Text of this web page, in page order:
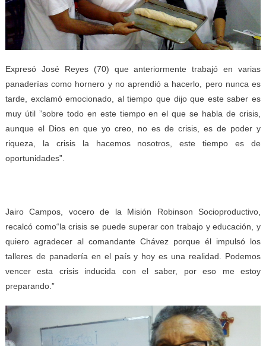
Expresó José Reyes (70) que anteriormente trabajó en varias
panaderías como hornero y no aprendió a hacerlo, pero nunca es
tarde, exclamó emocionado, al tiempo que dijo que este saber es
muy útil ”sobre todo en este tiempo en el que se habla de crisis,
aunque el Dios en que yo creo, no es de crisis, es de poder y
riqueza, la crisis la hacemos nosotros, este tiempo es de
oportunidades”.
Jairo Campos, vocero de la Misión Robinson Socioproductivo,
recalcó como“la crisis se puede superar con trabajo y educación, y
quiero agradecer al comandante Chávez porque él impulsó los
talleres de panadería en el país y hoy es una realidad. Podemos
vencer esta crisis inducida con el saber, por eso me estoy
preparando.”